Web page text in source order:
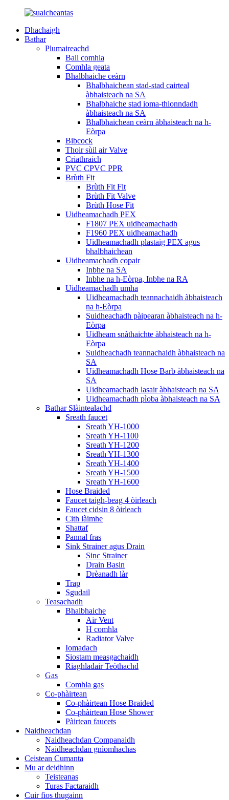
Dhachaigh
Bathar
Plumaireachd
Ball comhla
Comhla geata
Bhalbhaiche ceàrn
Bhalbhaichean stad-stad cairteal
àbhaisteach na SA
Bhalbhaiche stad ioma-thionndadh
àbhaisteach na SA
Bhalbhaichean ceàrn àbhaisteach na h-
Eòrpa
Bibcock
Thoir sùil air Valve
Criathraich
PVC CPVC PPR
Brùth Fit
Brùth Fit Fit
Brùth Fit Valve
Brùth Hose Fit
Uidheamachadh PEX
F1807 PEX uidheamachadh
F1960 PEX uidheamachadh
Uidheamachadh plastaig PEX agus
bhalbhaichean
Uidheamachadh copair
Inbhe na SA
Inbhe na h-Eòrpa, Inbhe na RA
Uidheamachadh umha
Uidheamachadh teannachaidh àbhaisteach
na h-Eòrpa
Suidheachadh pàipearan àbhaisteach na h-
Eòrpa
Uidheam snàthaichte àbhaisteach na h-
Eòrpa
Suidheachadh teannachaidh àbhaisteach na
SA
Uidheamachadh Hose Barb àbhaisteach na
SA
Uidheamachadh lasair àbhaisteach na SA
Uidheamachadh pìoba àbhaisteach na SA
Bathar Slàintealachd
Sreath faucet
Sreath YH-1000
Sreath YH-1100
Sreath YH-1200
Sreath YH-1300
Sreath YH-1400
Sreath YH-1500
Sreath YH-1600
Hose Braided
Faucet taigh-beag 4 òirleach
Faucet cidsin 8 òirleach
Cith làimhe
Shattaf
Pannal fras
Sink Strainer agus Drain
Sinc Strainer
Drain Basin
Drèanadh làr
Trap
Sgudail
Teasachadh
Bhalbhaiche
Air Vent
H comhla
Radiator Valve
Iomadach
Siostam measgachaidh
Riaghladair Teòthachd
Gas
Comhla gas
Co-phàirtean
Co-phàirtean Hose Braided
Co-phàirtean Hose Shower
Pàirtean faucets
Naidheachdan
Naidheachdan Companaidh
Naidheachdan gnìomhachas
Ceistean Cumanta
Mu ar deidhinn
Teisteanas
Turas Factaraidh
Cuir fios thugainn